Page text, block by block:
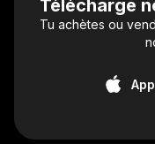
Télécharge
Tu achètes ou